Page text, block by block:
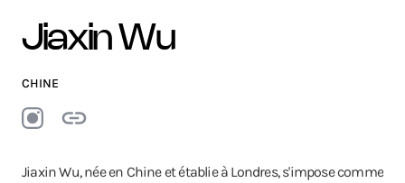
Jiaxin Wu
CHINE
Jiaxin Wu, née en Chine et établie à Londres, s'impose comme